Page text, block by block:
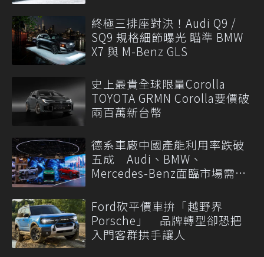
終極三排座對決！Audi Q9 /
SQ9 規格細節曝光 瞄準 BMW
X7 與 M-Benz GLS
史上最貴全球限量Corolla
TOYOTA GRMN Corolla要價破
兩百萬新台幣
德系車廠中國產能利用率跌破
五成 Audi、BMW、
Mercedes-Benz面臨市場需求
Ford砍平價車拚「越野界
Porsche」 品牌轉型卻恐把
入門客群拱手讓人